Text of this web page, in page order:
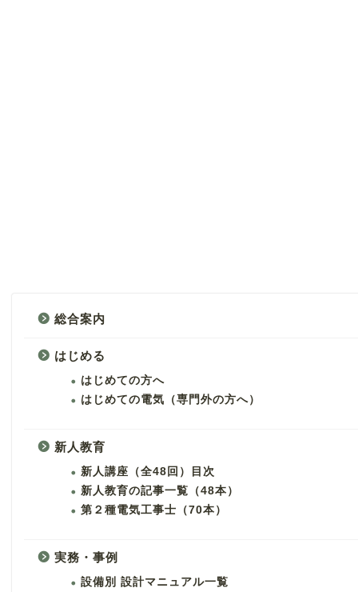
総合案内
はじめる
はじめての方へ
はじめての電気（専門外の方へ）
新人教育
新人講座（全48回）目次
新人教育の記事一覧（48本）
第２種電気工事士（70本）
実務・事例
設備別 設計マニュアル一覧